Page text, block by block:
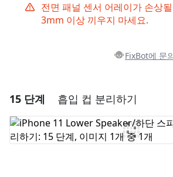
전면 패널 센서 어레이가 손상
3mm 이상 끼우지 마세요.
FixBot에 문
댓글 달기
댓글 쓰기
15 단계 흡입 컵 분리하기